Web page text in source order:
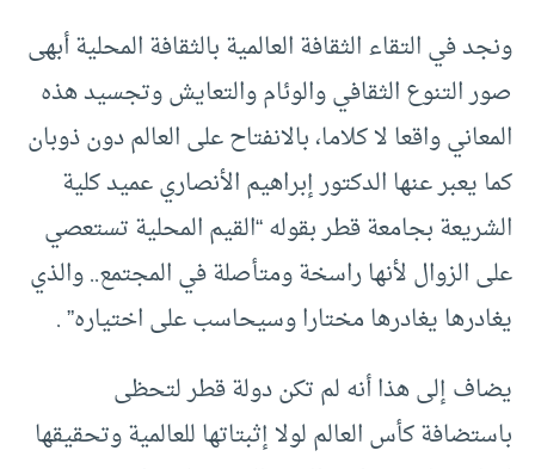
ونجد في التقاء الثقافة العالمية بالثقافة المحلية أبهى
صور التنوع الثقافي والوئام والتعايش وتجسيد هذه
المعاني واقعا لا كلاما، بالانفتاح على العالم دون ذوبان
كما يعبر عنها الدكتور إبراهيم الأنصاري عميد كلية
الشريعة بجامعة قطر بقوله “القيم المحلية تستعصي
على الزوال لأنها راسخة ومتأصلة في المجتمع.. والذي
يغادرها يغادرها مختارا وسيحاسب على اختياره” .
يضاف إلى هذا أنه لم تكن دولة قطر لتحظى
باستضافة كأس العالم لولا إثبتاتها للعالمية وتحقيقها